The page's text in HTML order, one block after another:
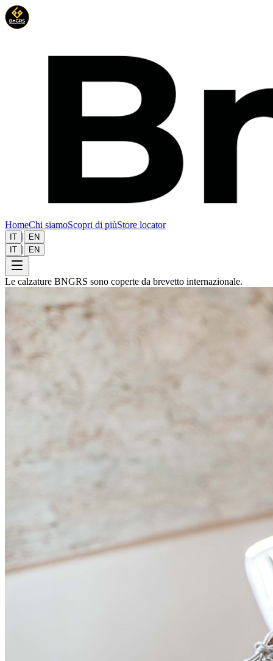
HomeChi siamoScopri di piùStore locator
IT |
EN
IT | EN
Le calzature BNGRS sono coperte da brevetto internazionale.